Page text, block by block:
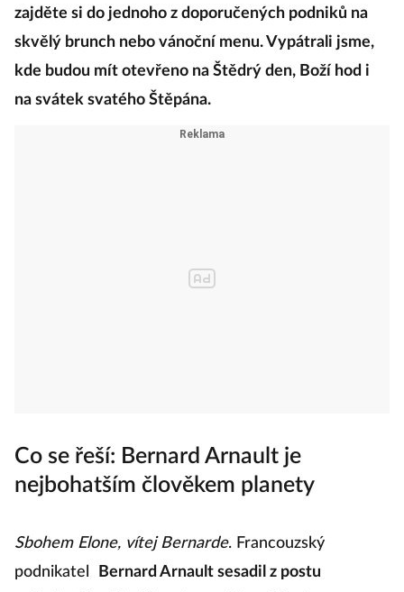
zajděte si do jednoho z doporučených podniků na
skvělý brunch nebo vánoční menu. Vypátrali jsme,
kde budou mít otevřeno na Štědrý den, Boží hod i
na svátek svatého Štěpána.
Co se řeší: Bernard Arnault je
nejbohatším člověkem planety
Sbohem Elone, vítej Bernarde. Francouzský
podnikatel
Bernard Arnault sesadil z postu